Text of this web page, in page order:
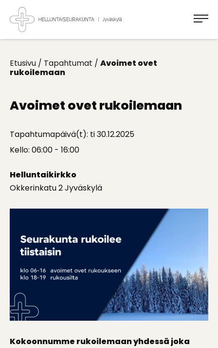
Takaisin
ylös
Jyväskylän
Helluntaiseurakunta
Koti
Etusivu / Tapahtumat / Avoimet ovet
rukoilemaan
Avoimet ovet rukoilemaan
Tapahtumapäivä(t): ti 30.12.2025
Kello: 06:00 - 16:00
Helluntaikirkko
Okkerinkatu 2 Jyväskylä
Kokoonnumme rukoilemaan yhdessä joka